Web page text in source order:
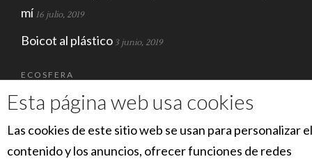
mí 16 julio, 2019
Boicot al plástico 3 junio, 2019
ECOSFERA
Esta página web usa cookies
Las cookies de este sitio web se usan para personalizar el
contenido y los anuncios, ofrecer funciones de redes